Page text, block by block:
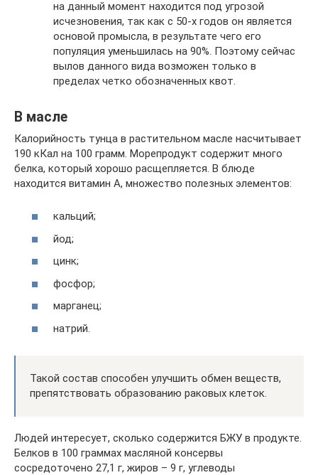
на данный момент находится под угрозой
исчезновения, так как с 50-х годов он является
основой промысла, в результате чего его
популяция уменьшилась на 90%. Поэтому сейчас
вылов данного вида возможен только в
пределах четко обозначенных квот.
В масле
Калорийность тунца в растительном масле насчитывает
190 кКал на 100 грамм. Морепродукт содержит много
белка, который хорошо расщепляется. В блюде
находится витамин А, множество полезных элементов:
кальций;
йод;
цинк;
фосфор;
марганец;
натрий.
Такой состав способен улучшить обмен веществ,
препятствовать образованию раковых клеток.
Людей интересует, сколько содержится БЖУ в продукте.
Белков в 100 граммах масляной консервы
сосредоточено 27,1 г, жиров – 9 г, углеводы